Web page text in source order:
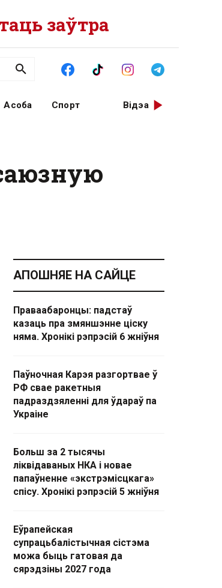
заўтра
Асоба Спорт Відэа
АПОШНЯЕ НА САЙЦЕ
Праваабаронцы: падстаў
казаць пра змяншэнне ціску
няма. Хронікі рэпрэсій 6 жніўня
Паўночная Карэя разгортвае ў
РФ свае ракетныя
падраздзяленні для ўдараў па
Украіне
Больш за 2 тысячы
ліквідаваных НКА і новае
папаўненне «экстрэмісцкага»
спісу. Хронікі рэпрэсій 5 жніўня
Еўрапейская
супрацьбалістычная сістэма
можа быць гатовая да
сярэдзіны 2027 года